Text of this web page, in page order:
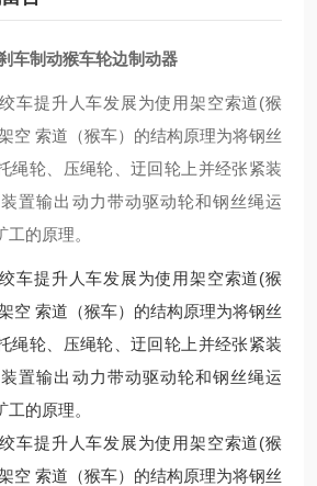
车制动猴车轮边制动器
车提升人车发展为使用架空索道(猴
空 索道（猴车）的结构原理为将钢丝
绳轮、压绳轮、迂回轮上并经张紧装
置输出动力带动驱动轮和钢丝绳运
的原理。
车提升人车发展为使用架空索道(猴
空 索道（猴车）的结构原理为将钢丝
绳轮、压绳轮、迂回轮上并经张紧装
置输出动力带动驱动轮和钢丝绳运
的原理。
车提升人车发展为使用架空索道(猴
空 索道（猴车）的结构原理为将钢丝